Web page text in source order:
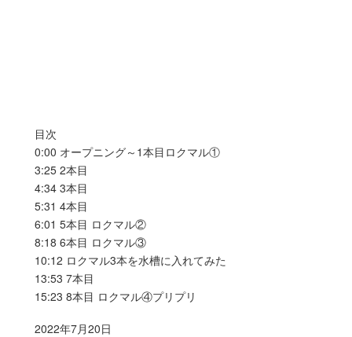
目次
0:00 オープニング～1本目ロクマル①
3:25 2本目
4:34 3本目
5:31 4本目
6:01 5本目 ロクマル②
8:18 6本目 ロクマル③
10:12 ロクマル3本を水槽に入れてみた
13:53 7本目
15:23 8本目 ロクマル④プリプリ
2022年7月20日